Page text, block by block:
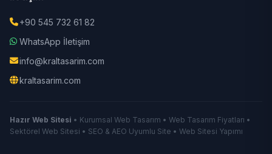
+90 545 732 61 82
WhatsApp İletişim
info@kraltasarim.com
kraltasarim.com
Hazır Web Sitesi • Kurumsal Web Tasarım • Web Tasarım Fiyatları •
Sektörel Web Sitesi • SEO & AEO Uyumlu Site • Web Sitesi Yapımı